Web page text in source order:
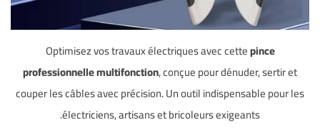
Optimisez vos travaux électriques avec cettepince
professionnelle multifonction, conçue pour dénuder, sertir et
couper les câbles avec précision. Un outil indispensable pour les
électriciens, artisans et bricoleurs exigeants.